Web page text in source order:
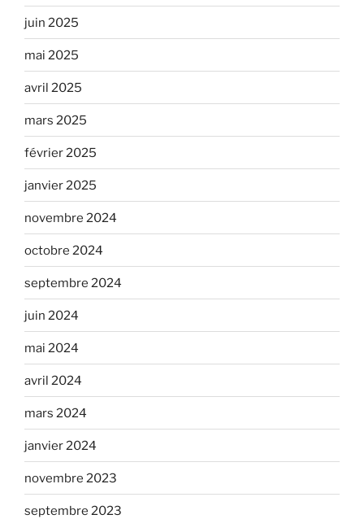
juin 2025
mai 2025
avril 2025
mars 2025
février 2025
janvier 2025
novembre 2024
octobre 2024
septembre 2024
juin 2024
mai 2024
avril 2024
mars 2024
janvier 2024
novembre 2023
septembre 2023